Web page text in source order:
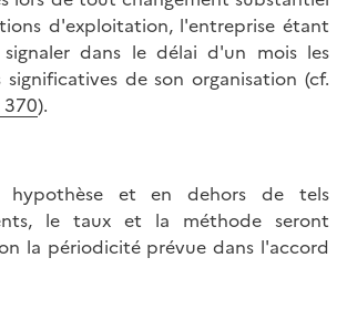
d'exploitation, l'entreprise étant
dans le délai d'un mois les
de son organisation (cf.
).
hypothèse et en dehors de tels
le taux et la méthode seront
la périodicité prévue dans l'accord